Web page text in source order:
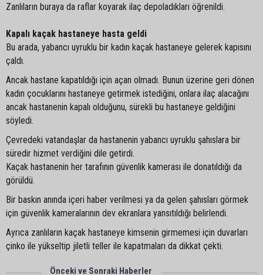
Zanlıların buraya da raflar koyarak ilaç depoladıkları öğrenildi.
Kapalı kaçak hastaneye hasta geldi
Bu arada, yabancı uyruklu bir kadın kaçak hastaneye gelerek kapısını
çaldı.
Ancak hastane kapatıldığı için açan olmadı. Bunun üzerine geri dönen
kadın çocuklarını hastaneye getirmek istediğini, onlara ilaç alacağını
ancak hastanenin kapalı olduğunu, sürekli bu hastaneye geldiğini
söyledi.
Çevredeki vatandaşlar da hastanenin yabancı uyruklu şahıslara bir
süredir hizmet verdiğini dile getirdi.
Kaçak hastanenin her tarafının güvenlik kamerası ile donatıldığı da
görüldü.
Bir baskın anında içeri haber verilmesi ya da gelen şahısları görmek
için güvenlik kameralarının dev ekranlara yansıtıldığı belirlendi.
Ayrıca zanlıların kaçak hastaneye kimsenin girmemesi için duvarları
çinko ile yükseltip jiletli teller ile kapatmaları da dikkat çekti.
Önceki ve Sonraki Haberler